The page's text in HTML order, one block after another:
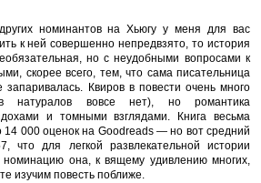
номинантов на Хьюгу у меня для вас
к ней совершенно непредвзято, то история
но с неудобными вопросами к
скорее всего, тем, что сама писательница
Квиров в повести очень много
натуралов вовсе нет), но романтика
и томными взглядами. Книга весьма
000 оценок на Goodreads — но вот средний
что для легкой развлекательной истории
она, к вящему удивлению многих,
изучим повесть поближе.